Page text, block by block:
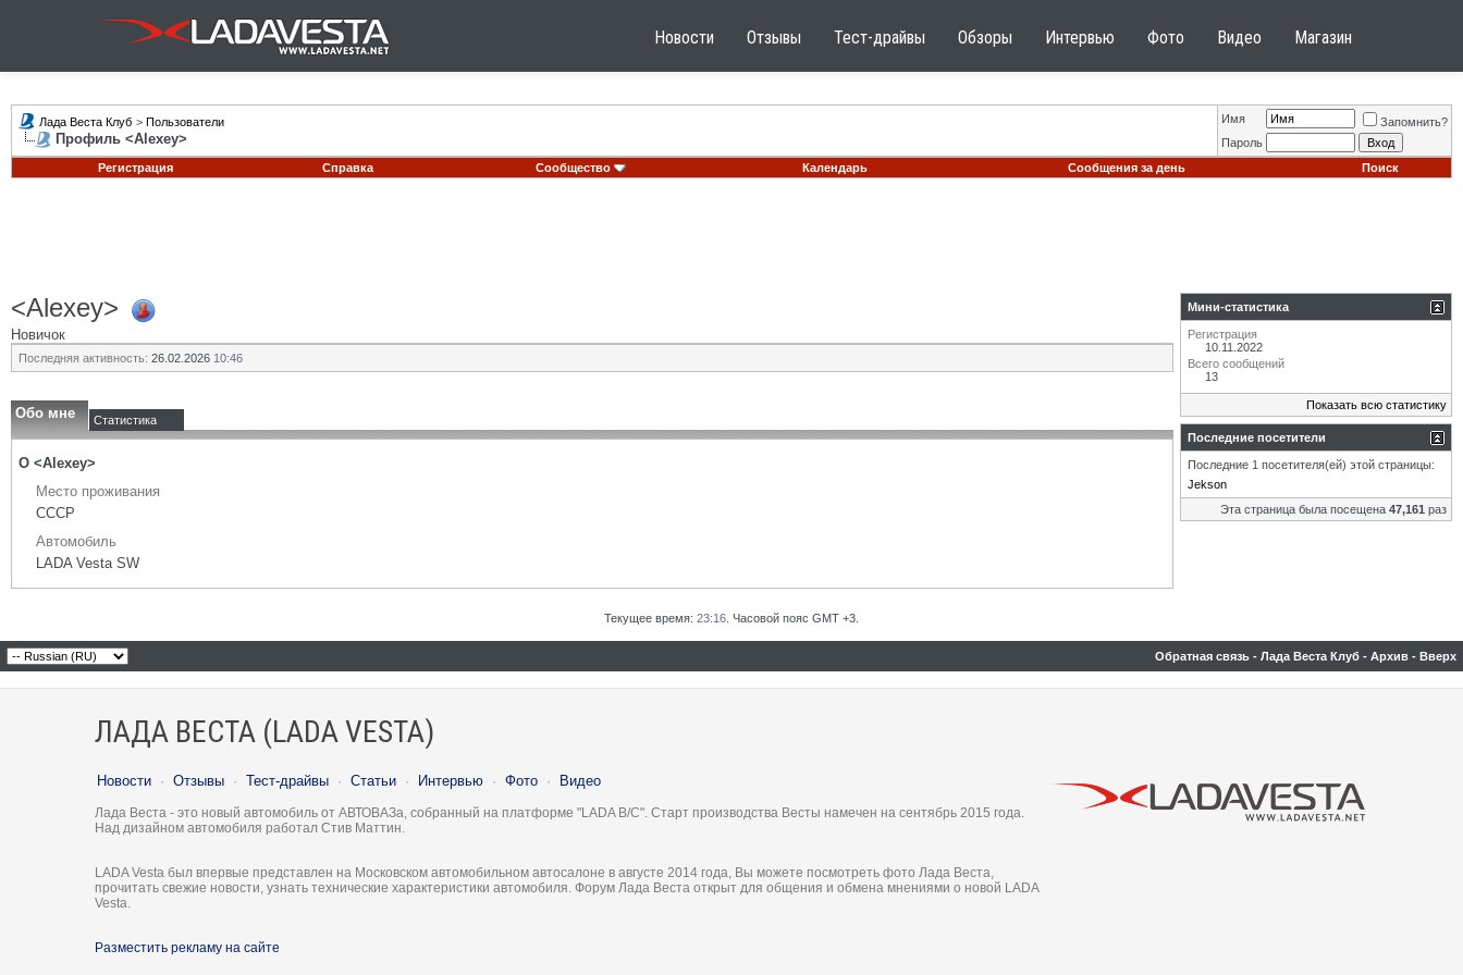
Новости Отзывы Тест-драйвы Обзоры Интервью Фото Видео Магазин
Лада Веста Клуб > Пользователи
Профиль <Alexey>
Имя
Запомнить?
Пароль
Регистрация
Справка Сообщество Календарь Сообщения за день Поиск
<Alexey>
Новичок
Последняя активность: 26.02.2026 10:46
Обо мне Статистика
О <Alexey>
Место проживания
СССР
Автомобиль
LADA Vesta SW
Мини-статистика
Регистрация
10.11.2022
Всего сообщений
13
Показать всю статистику
Последние посетители
Последние 1 посетителя(ей) этой страницы:
Jekson
Эта страница была посещена 47,161 раз
Текущее время: 23:16 . Часовой пояс GMT +3.
Обратная связь - Лада Веста Клуб - Архив - Вверх
ЛАДА ВЕСТА (LADA VESTA)
Новости · Отзывы · Тест-драйвы · Статьи · Интервью · Фото · Видео
Лада Веста - это новый автомобиль от АВТОВАЗа, собранный на платформе "LADA B/C". Старт производства Весты намечен на сентябрь 2015 года.
Над дизайном автомобиля работал Стив Маттин.
LADA Vesta был впервые представлен на Московском автомобильном автосалоне в августе 2014 года, Вы можете посмотреть фото Лада Веста,
прочитать свежие новости, узнать технические характеристики автомобиля. Форум Лада Веста открыт для общения и обмена мнениями о новой LADA
Vesta.
Разместить рекламу на сайте